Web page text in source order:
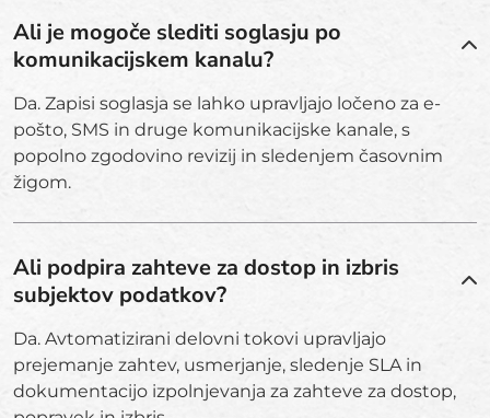
Ali je mogoče slediti soglasju po
komunikacijskem kanalu?
Da. Zapisi soglasja se lahko upravljajo ločeno za e-
pošto, SMS in druge komunikacijske kanale, s
popolno zgodovino revizij in sledenjem časovnim
žigom.
Ali podpira zahteve za dostop in izbris
subjektov podatkov?
Da. Avtomatizirani delovni tokovi upravljajo
prejemanje zahtev, usmerjanje, sledenje SLA in
dokumentacijo izpolnjevanja za zahteve za dostop,